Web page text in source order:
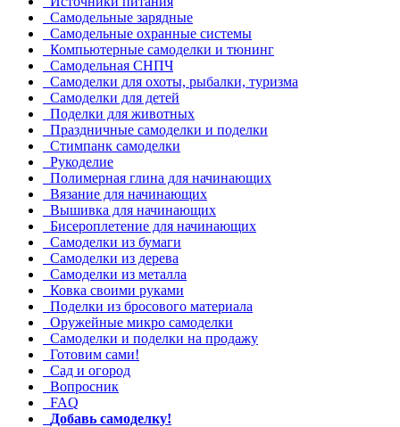
Самодельные зарядные
Самодельные охранные системы
Компьютерные самоделки и тюнинг
Самодельная СНПЧ
Самоделки для охоты, рыбалки, туризма
Самоделки для детей
Поделки для животных
Праздничные самоделки и поделки
Стимпанк самоделки
Рукоделие
Полимерная глина для начинающих
Вязание для начинающих
Вышивка для начинающих
Бисероплетение для начинающих
Самоделки из бумаги
Самоделки из дерева
Самоделки из металла
Ковка своими руками
Поделки из бросового материала
Оружейные микро самоделки
Самоделки и поделки на продажу
Готовим сами!
Сад и огород
Вопросник
FAQ
Добавь самоделку!